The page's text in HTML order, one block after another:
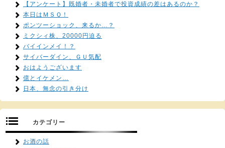
【アンケート】既婚者・未婚者で投資成績の差はあるのか？
本日はＭＳＱ！
ポンツーショック、来るか…？
ミクシィ株、20000円迫る
バイインメイ！？
サイバーダイン、ＧＵ気配
おはようございます
億とイケメン…
日本、無念の引き分け
カテゴリー
お酒の話